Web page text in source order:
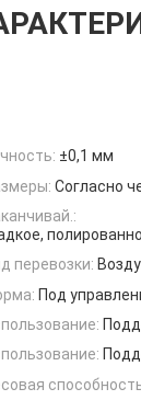
±0,1 мм
Согласно
перевозки:
Под